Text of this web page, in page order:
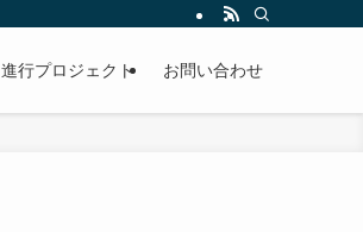
進行プロジェクト お問い合わせ